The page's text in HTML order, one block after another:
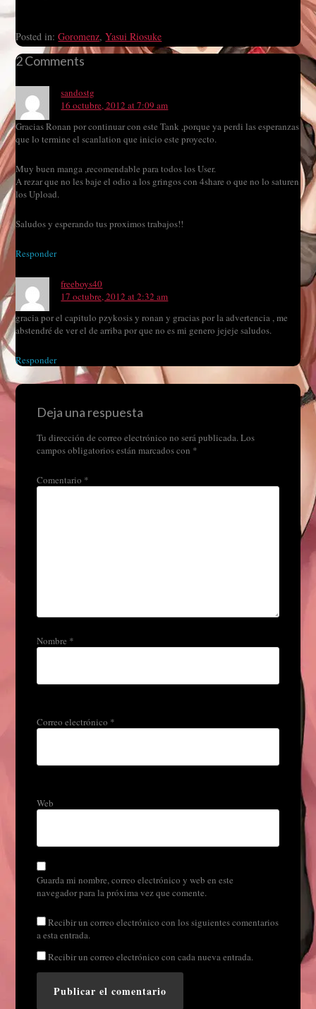
Posted in:Goromenz,Yasui Riosuke
2 Comments
sandostg
16 octubre, 2012 at 7:09 am
Gracias Ronan por continuar con este Tank ,porque ya perdi las esperanzas
que lo termine el scanlation que inicio este proyecto.
Muy buen manga ,recomendable para todos los User.
A rezar que no les baje el odio a los gringos con 4share o que no lo saturen
los Upload.
Saludos y esperando tus proximos trabajos!!
Responder
freeboys40
17 octubre, 2012 at 2:32 am
gracia por el capitulo pzykosis y ronan y gracias por la advertencia , me
abstendré de ver el de arriba por que no es mi genero jejeje saludos.
Responder
Deja una respuesta
Tu dirección de correo electrónico no será publicada.Los
campos obligatorios están marcados con *
Comentario *
Nombre *
Correo electrónico *
Web
Guarda mi nombre, correo electrónico y web en este
navegador para la próxima vez que comente.
Recibir un correo electrónico con los siguientes comentarios
a esta entrada.
Recibir un correo electrónico con cada nueva entrada.